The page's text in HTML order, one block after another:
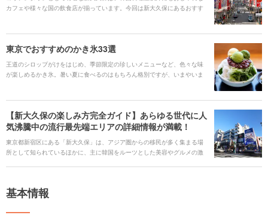
カフェや様々な国の飲食店が揃っています。今回は新大久保にあるおすす
東京でおすすめのかき氷33選
王道のシロップがけをはじめ、季節限定の珍しいメニューなど、色々な味
が楽しめるかき氷。暑い夏に食べるのはもちろん格別ですが、いまやいま
【新大久保の楽しみ方完全ガイド】あらゆる世代に人
気沸騰中の流行最先端エリアの詳細情報が満載！
東京都新宿区にある「新大久保」は、アジア圏からの移民が多く集まる場
所として知られているほかに、主に韓国をルーツとした美容やグルメの激
のこと、イスラム圏の人たちに親しまれるエリアやおしゃれなスイーツが
所です。 新大久保を観光に訪れた際に外せない主な見どころを9つピック
基本情報